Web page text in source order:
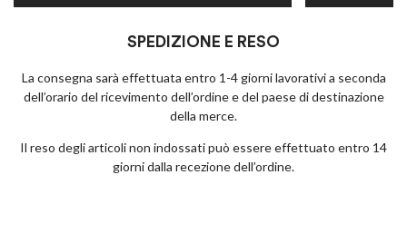
SPEDIZIONE E RESO
La consegna sarà effettuata entro 1-4 giorni lavorativi a seconda
dell’orario del ricevimento dell’ordine e del paese di destinazione
della merce.
Il reso degli articoli non indossati può essere effettuato entro 14
giorni dalla recezione dell’ordine.
REGISTRIEREN SIE SICH